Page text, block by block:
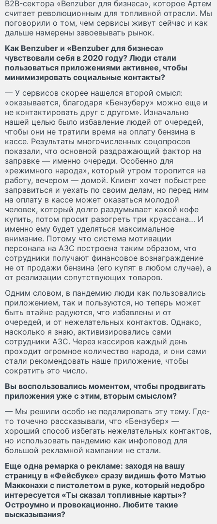
B2B-сектора «Benzuber для бизнеса», которое Артем
считает революционным для топливной отрасли. Мы
поговорили о том, чем сервисы живут сейчас и как
дальше намерены завоевывать рынок.
Как Benzuber и «Benzuber для бизнеса»
чувствовали себя в 2020 году? Люди стали
пользоваться приложениями активнее, чтобы
минимизировать социальные контакты?
— У сервисов скорее нашелся второй смысл:
«оказывается, благодаря «Бензуберу» можно еще и
не контактировать друг с другом». Изначально
нашей целью было избавление людей от очередей,
чтобы они не тратили время на оплату бензина в
кассе. Результаты многочисленных соцопросов
показали, что основной раздражающий фактор на
заправке — именно очереди. Особенно для
«режимного народа», который утром торопится на
работу, вечером — домой. Клиент хочет побыстрее
заправиться и уехать по своим делам, но перед ним
на оплату в кассе может оказаться молодой
человек, который долго раздумывает какой кофе
купить, потом просит разогреть три круассана… И
именно ему будет уделяться максимальное
внимание. Потому что система мотивации
персонала на АЗС построена таким образом, что
сотрудники получают финансовое вознаграждение
не от продажи бензина (его купят в любом случае), а
от реализации сопутствующих товаров.
Одним словом, в пандемию люди как пользовались
приложением, так и пользуются, но теперь может
быть втайне радуются, что избавлены и от
очередей, и от нежелательных контактов. Однако,
насколько я знаю, активизировались сами
сотрудники АЗС. Через кассиров каждый день
проходит огромное количество народа, и они сами
стали рекомендовать наше приложение, чтобы
сократить это число.
Вы воспользовались моментом, чтобы продвигать
приложения уже с этим, вторым смыслом?
— Мы решили особо не педалировать эту тему. Где-
то точечно рассказывали, что «Бензубер» —
хороший способ избегать нежелательных контактов,
но использовать пандемию как инфоповод для
большой рекламной кампании не стали.
Еще одна ремарка о рекламе: заходя на вашу
страницу в «Фейсбуке» сразу видишь фото Мэтью
Макконахи с пистолетом в руке, который недобро
интересуется «Ты сказал топливные карты»?
Остроумно и провокационно. Любите такие
высказывания?